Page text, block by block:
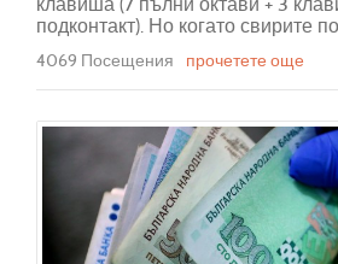
клавиша (7 пълни октави + 3
подконтакт). Но когато свирите
4069 Посещения прочетете още